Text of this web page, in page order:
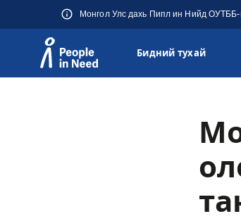
Монгол Улс дахь Пипл ин Нийд ОУТББ-
Бидний тухай